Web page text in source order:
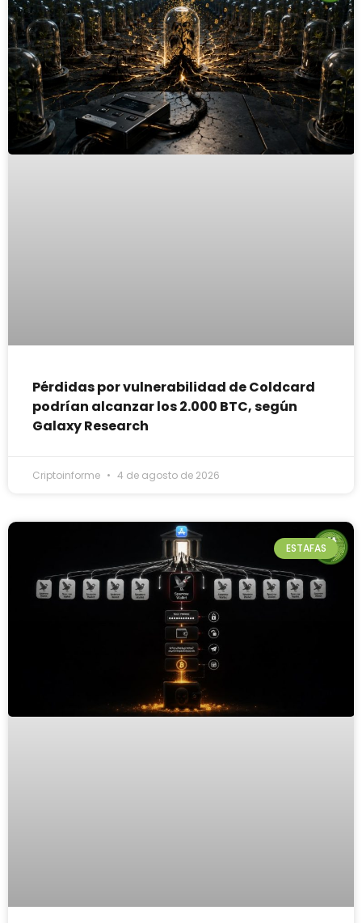
Pérdidas por vulnerabilidad de Coldcard
podrían alcanzar los 2.000 BTC, según
Galaxy Research
Criptoinforme 4 de agosto de 2026
ESTAFAS